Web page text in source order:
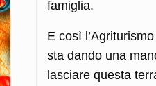
famiglia.
E così
sta dando una
lasciare questa